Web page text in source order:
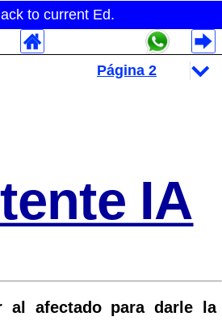
to current Ed.
IA
al afectado para darle la